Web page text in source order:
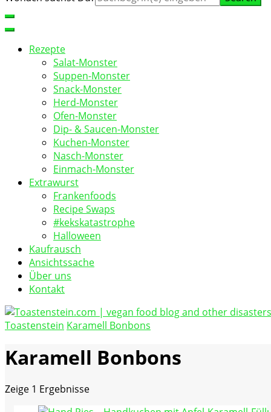
Rezepte
Salat-Monster
Suppen-Monster
Snack-Monster
Herd-Monster
Ofen-Monster
Dip- & Saucen-Monster
Kuchen-Monster
Nasch-Monster
Einmach-Monster
Extrawurst
Frankenfoods
Recipe Swaps
#kekskatastrophe
Halloween
Kaufrausch
Ansichtssache
Über uns
Kontakt
Toastenstein.com
Toastenstein Karamell Bonbons
Karamell Bonbons
Zeige 1 Ergebnisse